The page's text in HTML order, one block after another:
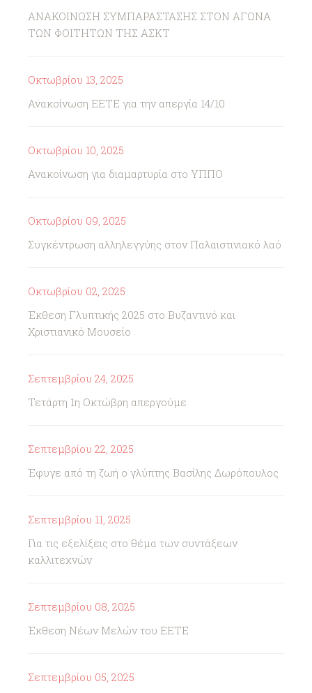
ΑΝΑΚΟΙΝΩΣΗ ΣΥΜΠΑΡΑΣΤΑΣΗΣ ΣΤΟΝ ΑΓΩΝΑ
ΤΩΝ ΦΟΙΤΗΤΩΝ ΤΗΣ ΑΣΚΤ
Οκτωβρίου 13, 2025
Ανακοίνωση ΕΕΤΕ για την απεργία 14/10
Οκτωβρίου 10, 2025
Ανακοίνωση για διαμαρτυρία στο ΥΠΠΟ
Οκτωβρίου 09, 2025
Συγκέντρωση αλληλεγγύης στον Παλαιστινιακό λαό
Οκτωβρίου 02, 2025
Έκθεση Γλυπτικής 2025 στο Βυζαντινό και
Χριστιανικό Μουσείο
Σεπτεμβρίου 24, 2025
Τετάρτη 1η Οκτώβρη απεργούμε
Σεπτεμβρίου 22, 2025
Έφυγε από τη ζωή ο γλύπτης Βασίλης Δωρόπουλος
Σεπτεμβρίου 11, 2025
Για τις εξελίξεις στο θέμα των συντάξεων
καλλιτεχνών
Σεπτεμβρίου 08, 2025
Έκθεση Νέων Μελών του ΕΕΤΕ
Σεπτεμβρίου 05, 2025